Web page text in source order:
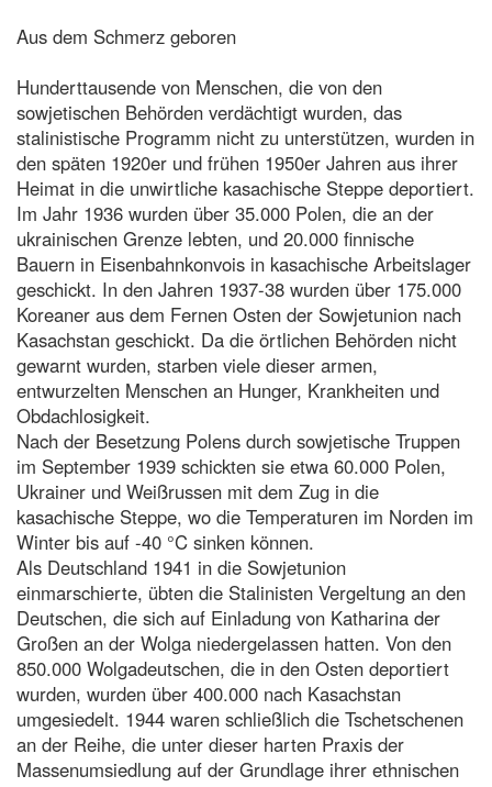
Aus dem Schmerz geboren
Hunderttausende von Menschen, die von den
sowjetischen Behörden verdächtigt wurden, das
stalinistische Programm nicht zu unterstützen, wurden in
den späten 1920er und frühen 1950er Jahren aus ihrer
Heimat in die unwirtliche kasachische Steppe deportiert.
Im Jahr 1936 wurden über 35.000 Polen, die an der
ukrainischen Grenze lebten, und 20.000 finnische
Bauern in Eisenbahnkonvois in kasachische Arbeitslager
geschickt. In den Jahren 1937-38 wurden über 175.000
Koreaner aus dem Fernen Osten der Sowjetunion nach
Kasachstan geschickt. Da die örtlichen Behörden nicht
gewarnt wurden, starben viele dieser armen,
entwurzelten Menschen an Hunger, Krankheiten und
Obdachlosigkeit.
Nach der Besetzung Polens durch sowjetische Truppen
im September 1939 schickten sie etwa 60.000 Polen,
Ukrainer und Weißrussen mit dem Zug in die
kasachische Steppe, wo die Temperaturen im Norden im
Winter bis auf -40 °C sinken können.
Als Deutschland 1941 in die Sowjetunion
einmarschierte, übten die Stalinisten Vergeltung an den
Deutschen, die sich auf Einladung von Katharina der
Großen an der Wolga niedergelassen hatten. Von den
850.000 Wolgadeutschen, die in den Osten deportiert
wurden, wurden über 400.000 nach Kasachstan
umgesiedelt. 1944 waren schließlich die Tschetschenen
an der Reihe, die unter dieser harten Praxis der
Massenumsiedlung auf der Grundlage ihrer ethnischen